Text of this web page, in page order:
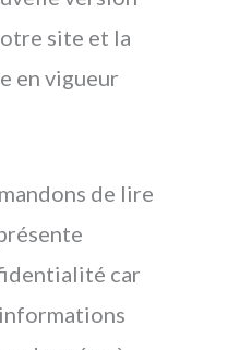
site et la
en vigueur
de lire
car